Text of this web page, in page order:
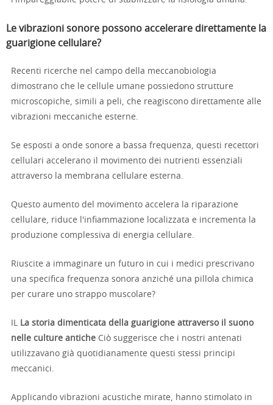
Le vibrazioni sonore possono accelerare direttamente la
guarigione cellulare?
Recenti ricerche nel campo della meccanobiologia
dimostrano che le cellule umane possiedono strutture
microscopiche, simili a peli, che reagiscono direttamente alle
vibrazioni meccaniche esterne.
Se esposti a onde sonore a bassa frequenza, questi recettori
cellulari accelerano il movimento dei nutrienti essenziali
attraverso la membrana cellulare esterna.
Questo aumento del movimento accelera la riparazione
cellulare, riduce l'infiammazione localizzata e incrementa la
produzione complessiva di energia cellulare.
Riuscite a immaginare un futuro in cui i medici prescrivano
una specifica frequenza sonora anziché una pillola chimica
per curare uno strappo muscolare?
La storia dimenticata della guarigione attraverso il suono
nelle culture antiche Ciò suggerisce che i nostri antenati
utilizzavano già quotidianamente questi stessi principi
meccanici.
Applicando vibrazioni acustiche mirate, hanno stimolato in